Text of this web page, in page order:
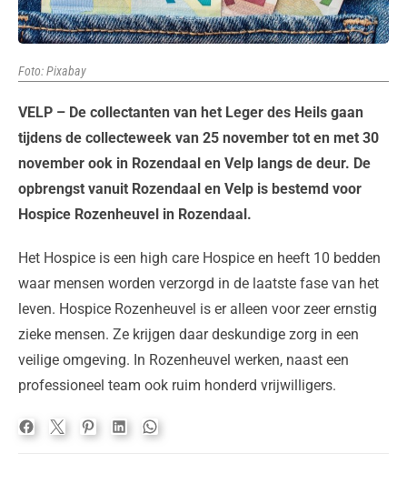
Foto: Pixabay
VELP – De collectanten van het Leger des Heils gaan
tijdens de collecteweek van 25 november tot en met 30
november ook in Rozendaal en Velp langs de deur. De
opbrengst vanuit Rozendaal en Velp is bestemd voor
Hospice Rozenheuvel in Rozendaal.
Het Hospice is een high care Hospice en heeft 10 bedden
waar mensen worden verzorgd in de laatste fase van het
leven. Hospice Rozenheuvel is er alleen voor zeer ernstig
zieke mensen. Ze krijgen daar deskundige zorg in een
veilige omgeving. In Rozenheuvel werken, naast een
professioneel team ook ruim honderd vrijwilligers.